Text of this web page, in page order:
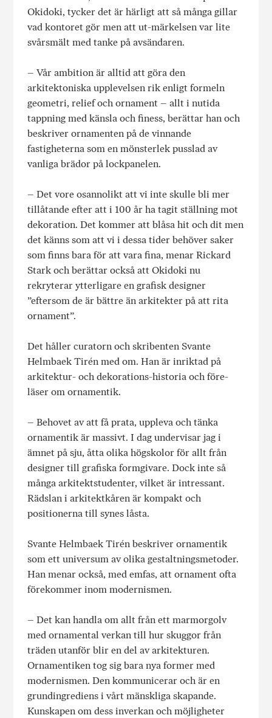
Okidoki, tycker det är härligt att så många gillar
vad kontoret gör men att ut-märkelsen var lite
svårsmält med tanke på avsändaren.
– Vår ambition är alltid att göra den
arkitektoniska upplevelsen rik enligt formeln
geometri, relief och ornament – allt i nutida
tappning med känsla och finess, berättar han och
beskriver ornamenten på de vinnande
fastigheterna som en mönsterlek pusslad av
vanliga brädor på lockpanelen.
– Det vore osannolikt att vi inte skulle bli mer
tillåtande efter att i 100 år ha tagit ställning mot
dekoration. Det kommer att blåsa hit och dit men
det känns som att vi i dessa tider behöver saker
som finns bara för att vara fina, menar Rickard
Stark och berättar också att Okidoki nu
rekryterar ytterligare en grafisk designer
”eftersom de är bättre än arkitekter på att rita
ornament”.
Det håller curatorn och skribenten Svante
Helmbaek Tirén med om. Han är inriktad på
arkitektur- och dekorations-historia och före-
läser om ornamentik.
– Behovet av att få prata, uppleva och tänka
ornamentik är massivt. I dag undervisar jag i
ämnet på sju, åtta olika högskolor för allt från
designer till grafiska formgivare. Dock inte så
många arkitektstudenter, vilket är intressant.
Rädslan i arkitektkåren är kompakt och
positionerna till synes låsta.
Svante Helmbaek Tirén beskriver ornamentik
som ett universum av olika gestaltningsmetoder.
Han menar också, med emfas, att ornament ofta
förekommer inom modernismen.
– Det kan handla om allt från ett marmorgolv
med ornamental verkan till hur skuggor från
träden utanför blir en del av arkitekturen.
Ornamentiken tog sig bara nya former med
modernismen. Den kommunicerar och är en
grundingrediens i vårt mänskliga skapande.
Kunskapen om dess inverkan och möjligheter